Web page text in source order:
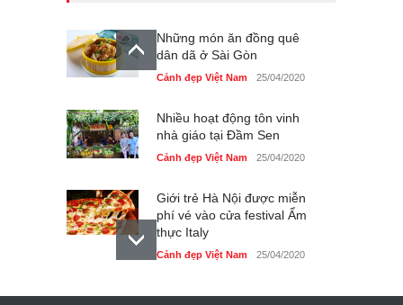
Những món ăn đồng quê
dân dã ở Sài Gòn
Cảnh đẹp Việt Nam 25/04/2020
Nhiều hoạt động tôn vinh
nhà giáo tại Đầm Sen
Cảnh đẹp Việt Nam 25/04/2020
Giới trẻ Hà Nội được miễn
phí vé vào cửa festival Ẩm
thực Italy
Cảnh đẹp Việt Nam 25/04/2020
Tam giác mạch khoe sắc